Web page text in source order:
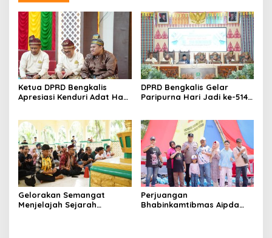
Ketua DPRD Bengkalis
Apresiasi Kenduri Adat Hari
DPRD Bengkalis Gelar
Paripurna Hari Jadi ke-514
Negeri Junjungan.
Gelorakan Semangat
Menjelajah Sejarah
Perjuangan
Bhabinkamtibmas Aipda